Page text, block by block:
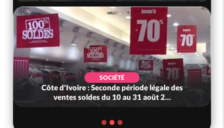
SOCIÉTÉ
Côte d'Ivoire : Seconde période légale des
ventes soldes du 10 au 31 août 2...